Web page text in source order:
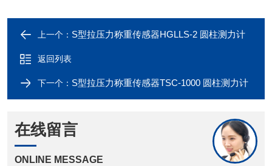
上一个： S型拉压力称重传感器HGLLS-2 圆柱测力计
返回列表
下一个： S型拉压力称重传感器TSC-1000 圆柱测力计
在线留言
ONLINE MESSAGE